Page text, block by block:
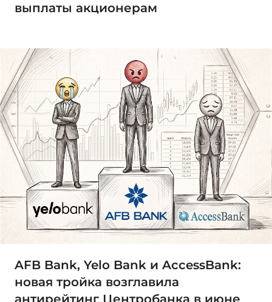
выплаты акционерам
AFB Bank, Yelo Bank и AccessBank:
новая тройка возглавила
антирейтинг Центробанка в июне